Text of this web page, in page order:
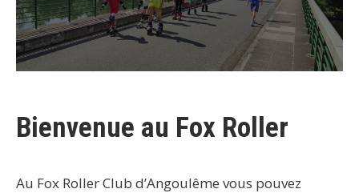
Bienvenue au Fox Roller
Au Fox Roller Club d’Angoulême vous pouvez